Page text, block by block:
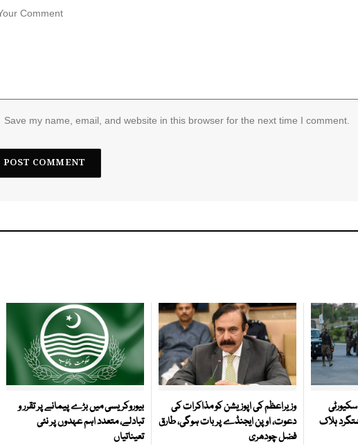
Save my name, email, and website in this browser for the next time I comment.
وزیراعظم کی اپوزیشن کو مذاکرات کی
دعوت، اوپن ایجنڈے پر بات ہوگی، طارق
فضل چودھری
بیوروکریسی میں بڑے پیمانے پر تقرر و
تبادلے، متعدد اہم عہدوں پر نئی
تعیناتیاں